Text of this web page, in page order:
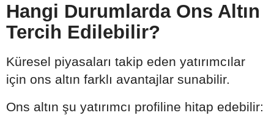
Hangi Durumlarda Ons Altın
Tercih Edilebilir?
Küresel piyasaları takip eden yatırımcılar
için ons altın farklı avantajlar sunabilir.
Ons altın şu yatırımcı profiline hitap edebilir: